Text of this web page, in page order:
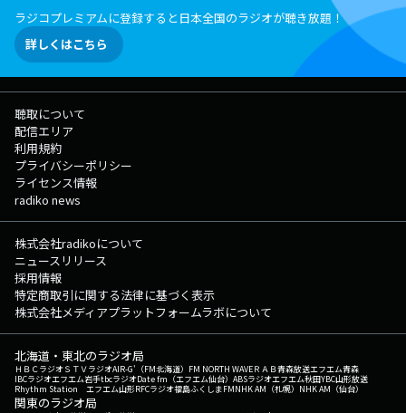
ラジコプレミアムに登録すると日本全国のラジオが聴き放題！
詳しくはこちら
聴取について
配信エリア
利用規約
プライバシーポリシー
ライセンス情報
radiko news
株式会社radikoについて
ニュースリリース
採用情報
特定商取引に関する法律に基づく表示
株式会社メディアプラットフォームラボについて
北海道・東北のラジオ局
ＨＢＣラジオＳＴＶラジオAIR-G'（FM北海道） FM NORTH WAVEＲＡＢ青森放送エフエム青森
IBCラジオエフエム岩手tbcラジオDate fm（エフエム仙台） ABSラジオエフエム秋田YBC山形放送
Rhythm Station エフエム山形RFCラジオ福島ふくしまFMNHK AM（札幌） NHK AM（仙台）
関東のラジオ局